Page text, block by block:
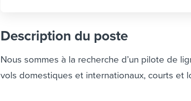
Description du poste
Nous sommes à la recherche d’un pilote de
vols domestiques et internationaux, courts et